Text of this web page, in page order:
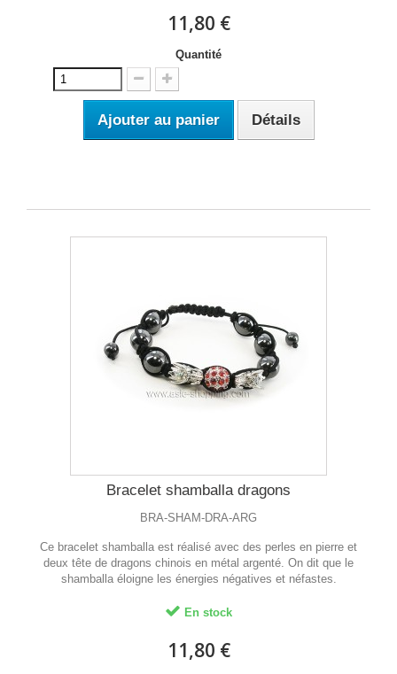
11,80 €
Quantité
Ajouter au panier Détails
Bracelet shamballa dragons
BRA-SHAM-DRA-ARG
Ce bracelet shamballa est réalisé avec des perles en pierre et
deux tête de dragons chinois en métal argenté. On dit que le
shamballa éloigne les énergies négatives et néfastes.
En stock
11,80 €